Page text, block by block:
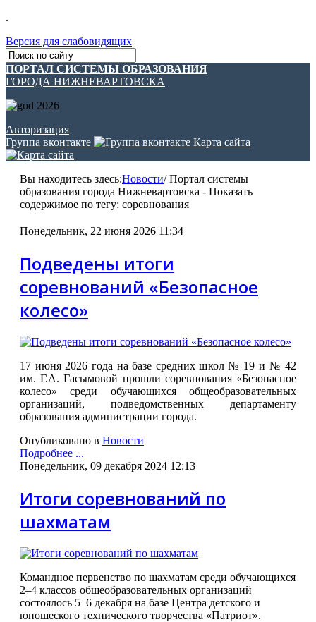
.
Версия для слабовидящих
ПОРТАЛ СИСТЕМЫ ОБРАЗОВАНИЯ
ГОРОДА НИЖНЕВАРТОВСКА
Авторизация
Группа вконтакте
Карта сайта
Вы находитесь здесь:Новости/Портал системы
образования города Нижневартовска - Показать
содержимое по тегу: соревнования
Понедельник, 22 июня 2026 11:34
Подведены итоги
соревнований «Безопасное
колесо»
17 июня 2026 года на базе средних школ № 19 и № 42
им. Г.А. Гасымовой прошли соревнования «Безопасное
колесо» среди обучающихся общеобразовательных
организаций, подведомственных департаменту
образования администрации города.
Опубликовано в Новости
Подробнее ...
Понедельник, 09 декабря 2024 12:13
Итоги соревнований по
шахматам
Командное первенство по шахматам среди обучающихся
2–4 классов общеобразовательных организаций
состоялось 5–6 декабря на базе Центра детского и
юношеского технического творчества «Патриот».